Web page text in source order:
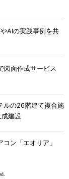
AIの実践事例を共
図面作成サービス
ルの26階建て複合施
建設
コン「エオリア」